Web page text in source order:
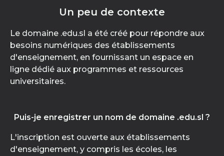
Un peu de contexte
Le domaine .edu.sl a été créé pour répondre aux
besoins numériques des établissements
d'enseignement, en fournissant un espace en
ligne dédié aux programmes et ressources
universitaires.
Puis-je enregistrer un nom de domaine .edu.sl ?
L'inscription est ouverte aux établissements
d'enseignement, y compris les écoles, les